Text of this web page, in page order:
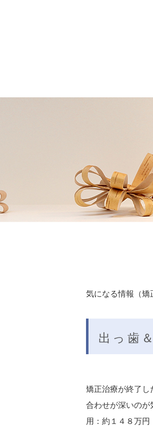
気になる情報（矯
出っ歯
矯正治療が終了し
合わせが深いのが
用：約１４８万円